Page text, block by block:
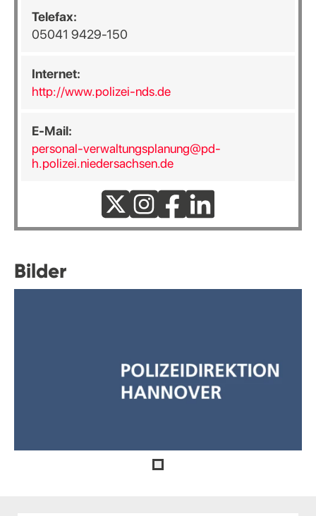
Telefax:
05041 9429-150
Internet:
http://www.polizei-nds.de
E-Mail:
personal-verwaltungsplanung@pd-
h.polizei.niedersachsen.de
Bilder